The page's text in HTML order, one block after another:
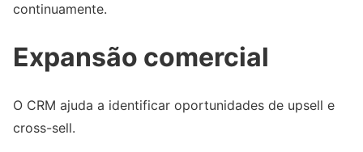
continuamente.
Expansão comercial
O CRM ajuda a identificar oportunidades de upsell e
cross-sell.